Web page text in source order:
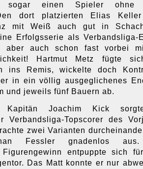
sogar einen Spieler ohne
dort platzierten Elias
mit Weiß auch gut in
Erfolgsserie als Verbandsliga-
aber auch schon fast vorbei
Hartmut Metz fügte
ins Remis, wickelte doch
in ein völlig ausgeglichenes
und jeweils fünf Bauern ab.
Kapitän Joachim Kick
Verbandsliga-Topscorer des
zwei Varianten
Fessler gnadenlos
Figurengewinn entpuppte sich
Das Matt konnte er nur